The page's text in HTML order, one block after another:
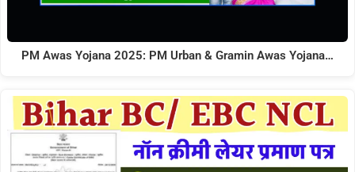
PM Awas Yojana 2025: PM Urban & Gramin Awas Yojana…